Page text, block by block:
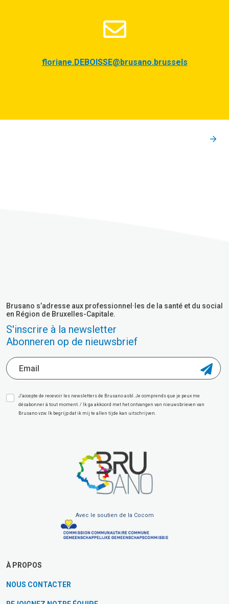
floriane.DEBOISSE@brusano.brussels
Brusano s’adresse aux professionnel·les de la santé et du social
en Région de Bruxelles-Capitale.
S'inscrire à la newsletter
Abonneren op de nieuwsbrief
J’accepte de recevoir les newsletters de Brusano asbl. Je comprends que je peux me
désabonner à tout moment. / Ik ga akkoord met het ontvangen van nieuwsbrieven van
Brusano vzw. Ik begrijp dat ik mij te allen tijde kan uitschrijven.
Avec le soutien de la Cocom
À PROPOS
NOUS CONTACTER